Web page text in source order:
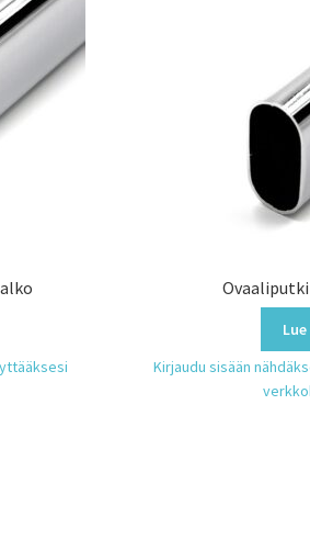
Kirjaudu sisään